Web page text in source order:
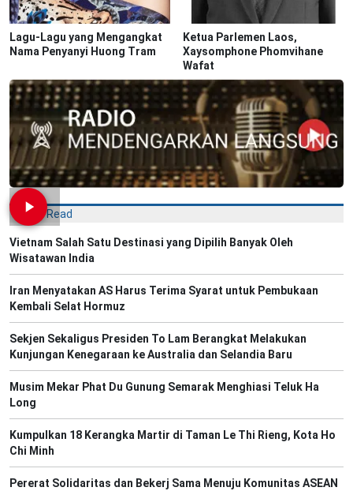
Lagu-Lagu yang Mengangkat
Nama Penyanyi Huong Tram
Ketua Parlemen Laos,
Xaysomphone Phomvihane
Wafat
Most Read
Vietnam Salah Satu Destinasi yang Dipilih Banyak Oleh
Wisatawan India
Iran Menyatakan AS Harus Terima Syarat untuk Pembukaan
Kembali Selat Hormuz
Sekjen Sekaligus Presiden To Lam Berangkat Melakukan
Kunjungan Kenegaraan ke Australia dan Selandia Baru
Musim Mekar Phat Du Gunung Semarak Menghiasi Teluk Ha
Long
Kumpulkan 18 Kerangka Martir di Taman Le Thi Rieng, Kota Ho
Chi Minh
Pererat Solidaritas dan Bekerj Sama Menuju Komunitas ASEAN